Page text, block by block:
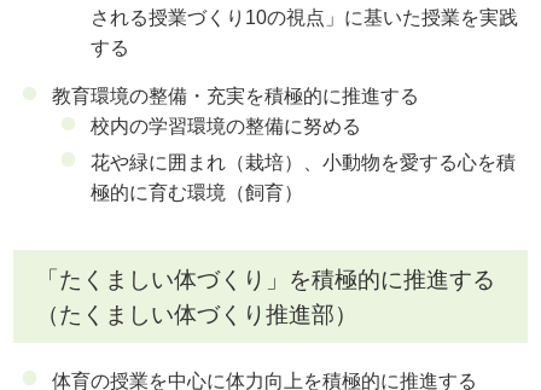
される授業づくり10の視点」に基いた授業を実践
する
教育環境の整備・充実を積極的に推進する
校内の学習環境の整備に努める
花や緑に囲まれ（栽培）、小動物を愛する心を積
極的に育む環境（飼育）
「たくましい体づくり」を積極的に推進する
（たくましい体づくり推進部）
体育の授業を中心に体力向上を積極的に推進する